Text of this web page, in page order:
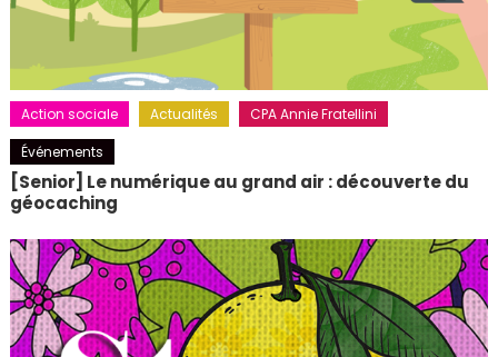
Action sociale Actualités
CPA Annie Fratellini
Événements
[Senior] Le numérique au grand air : découverte du
géocaching